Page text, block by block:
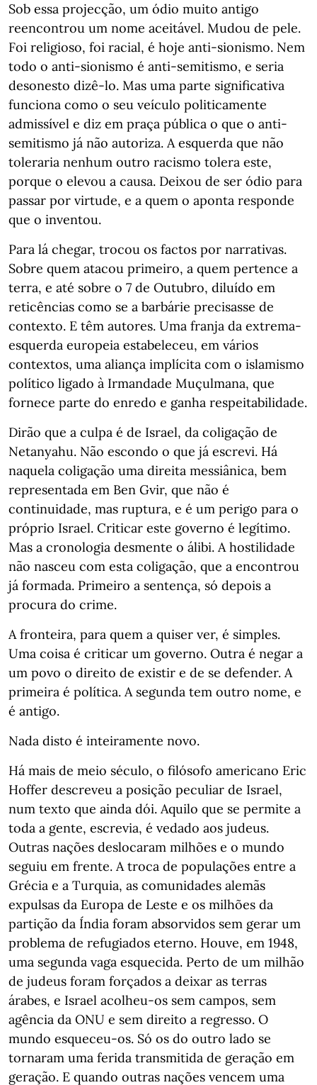
Sob essa projecção, um ódio muito antigo
reencontrou um nome aceitável. Mudou de pele.
Foi religioso, foi racial, é hoje anti-sionismo. Nem
todo o anti-sionismo é anti-semitismo, e seria
desonesto dizê-lo. Mas uma parte significativa
funciona como o seu veículo politicamente
admissível e diz em praça pública o que o anti-
semitismo já não autoriza. A esquerda que não
toleraria nenhum outro racismo tolera este,
porque o elevou a causa. Deixou de ser ódio para
passar por virtude, e a quem o aponta responde
que o inventou.
Para lá chegar, trocou os factos por narrativas.
Sobre quem atacou primeiro, a quem pertence a
terra, e até sobre o 7 de Outubro, diluído em
reticências como se a barbárie precisasse de
contexto. E têm autores. Uma franja da extrema-
esquerda europeia estabeleceu, em vários
contextos, uma aliança implícita com o islamismo
político ligado à Irmandade Muçulmana, que
fornece parte do enredo e ganha respeitabilidade.
Dirão que a culpa é de Israel, da coligação de
Netanyahu. Não escondo o que já escrevi. Há
naquela coligação uma direita messiânica, bem
representada em Ben Gvir, que não é
continuidade, mas ruptura, e é um perigo para o
próprio Israel. Criticar este governo é legítimo.
Mas a cronologia desmente o álibi. A hostilidade
não nasceu com esta coligação, que a encontrou
já formada. Primeiro a sentença, só depois a
procura do crime.
A fronteira, para quem a quiser ver, é simples.
Uma coisa é criticar um governo. Outra é negar a
um povo o direito de existir e de se defender. A
primeira é política. A segunda tem outro nome, e
é antigo.
Nada disto é inteiramente novo.
Há mais de meio século, o filósofo americano Eric
Hoffer descreveu a posição peculiar de Israel,
num texto que ainda dói. Aquilo que se permite a
toda a gente, escrevia, é vedado aos judeus.
Outras nações deslocaram milhões e o mundo
seguiu em frente. A troca de populações entre a
Grécia e a Turquia, as comunidades alemãs
expulsas da Europa de Leste e os milhões da
partição da Índia foram absorvidos sem gerar um
problema de refugiados eterno. Houve, em 1948,
uma segunda vaga esquecida. Perto de um milhão
de judeus foram forçados a deixar as terras
árabes, e Israel acolheu-os sem campos, sem
agência da ONU e sem direito a regresso. O
mundo esqueceu-os. Só os do outro lado se
tornaram uma ferida transmitida de geração em
geração. E quando outras nações vencem uma